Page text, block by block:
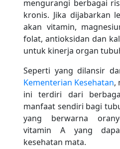
mengurangi berbagai
kronis. Jika dijabarkan
akan vitamin,
folat, antioksidan dan
untuk kinerja organ
Seperti yang dilansir
Kementerian Kesehatan,
ini terdiri dari
manfaat sendiri bagi
yang berwarna
vitamin A yang
kesehatan mata.